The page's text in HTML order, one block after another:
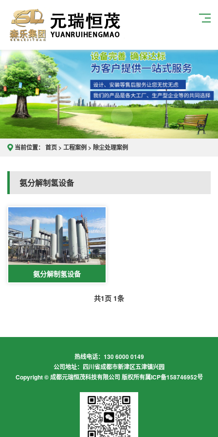
当前位置： 首页 > 工程案例 > 除尘处理案例
氨分解制氢设备
氨分解制氢设备
共1页 1条
热线电话：130 6000 0149
公司地址：四川省成都市新津区五津镇兴园
Copyright © 成都元瑞恒茂科技有限公司 版权所有属ICP备158746952号